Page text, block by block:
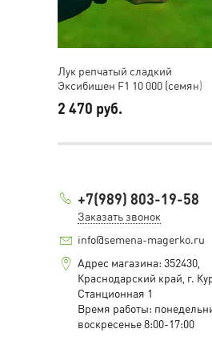
Лук репчатый сладкий
Эксибишен F1 10 000 (семян)
2 470 руб.
+7(989) 803-19-58
Заказать звонок
info@semena-magerko.ru
Адрес магазина: 352430,
Краснодарский край, г.
Станционная 1
Время работы:
воскресенье 8:00-17:00